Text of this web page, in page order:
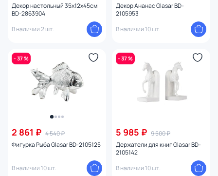
Декор настольный 35х12х45см
BD-2863904
В наличии 2 шт.
Декор Ананас Glasar BD-
2105953
В наличии 10 шт.
- 37 %
2 861 ₽ 4 540 ₽
Фигурка Рыба Glasar BD-2105125
В наличии 10 шт.
- 37 %
5 985 ₽ 9 500 ₽
Держатели для книг Glasar BD-
2105142
В наличии 10 шт.